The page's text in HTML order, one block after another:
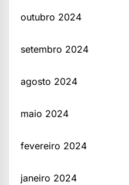
outubro 2024
setembro 2024
agosto 2024
maio 2024
fevereiro 2024
janeiro 2024